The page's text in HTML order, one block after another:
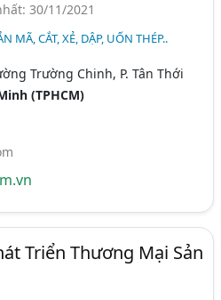
30/11/2021
MÃ, CẮT, XẺ, DẬP, UỐN THÉP..
Trường Chinh, P. Tân Thới
(TPHCM)
Triển Thương Mại Sản